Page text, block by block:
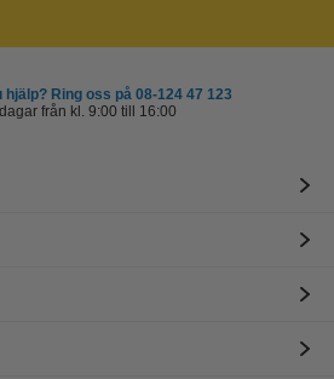
hjälp? Ring oss på 08-124 47 123
från kl. 9:00 till 16:00